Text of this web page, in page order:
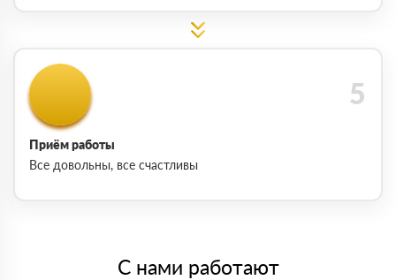
Приём работы
Все довольны, все счастливы
С нами работают